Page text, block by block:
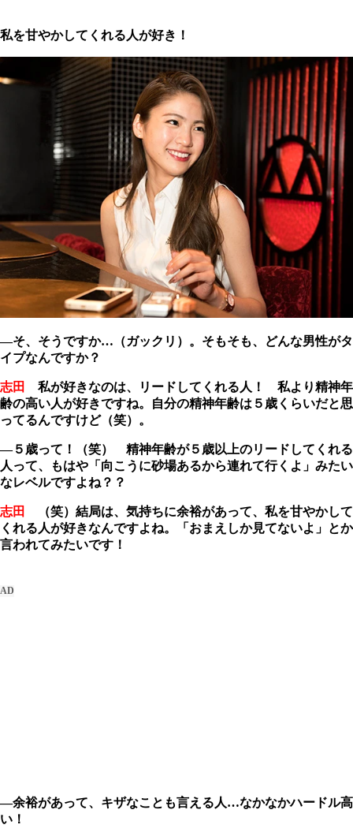
私を甘やかしてくれる人が好き！
―そ、そうですか…（ガックリ）。そもそも、どんな男性がタ
イプなんですか？
志田 私が好きなのは、リードしてくれる人！ 私より精神年
齢の高い人が好きですね。自分の精神年齢は５歳くらいだと思
ってるんですけど（笑）。
―５歳って！（笑） 精神年齢が５歳以上のリードしてくれる
人って、もはや「向こうに砂場あるから連れて行くよ」みたい
なレベルですよね？？
志田
（笑）結局は、気持ちに余裕があって、私を甘やかして
くれる人が好きなんですよね。「おまえしか見てないよ」とか
言われてみたいです！
―余裕があって、キザなことも言える人…なかなかハードル高
い！